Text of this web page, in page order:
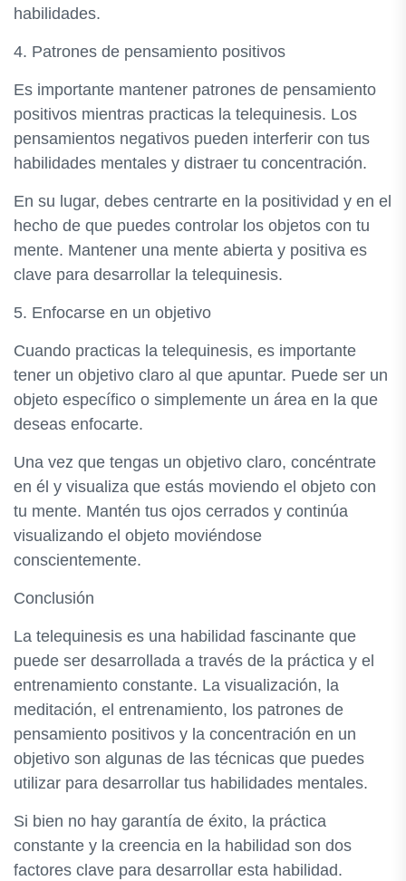
habilidades.
4. Patrones de pensamiento positivos
Es importante mantener patrones de pensamiento
positivos mientras practicas la telequinesis. Los
pensamientos negativos pueden interferir con tus
habilidades mentales y distraer tu concentración.
En su lugar, debes centrarte en la positividad y en el
hecho de que puedes controlar los objetos con tu
mente. Mantener una mente abierta y positiva es
clave para desarrollar la telequinesis.
5. Enfocarse en un objetivo
Cuando practicas la telequinesis, es importante
tener un objetivo claro al que apuntar. Puede ser un
objeto específico o simplemente un área en la que
deseas enfocarte.
Una vez que tengas un objetivo claro, concéntrate
en él y visualiza que estás moviendo el objeto con
tu mente. Mantén tus ojos cerrados y continúa
visualizando el objeto moviéndose
conscientemente.
Conclusión
La telequinesis es una habilidad fascinante que
puede ser desarrollada a través de la práctica y el
entrenamiento constante. La visualización, la
meditación, el entrenamiento, los patrones de
pensamiento positivos y la concentración en un
objetivo son algunas de las técnicas que puedes
utilizar para desarrollar tus habilidades mentales.
Si bien no hay garantía de éxito, la práctica
constante y la creencia en la habilidad son dos
factores clave para desarrollar esta habilidad.